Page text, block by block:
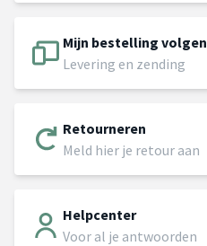
Mijn bestelling volgen
Levering en zending
Retourneren
Meld hier je retour aan
Helpcenter
Voor al je antwoorden